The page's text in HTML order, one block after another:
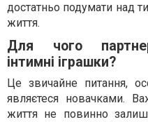
достатньо подумати над
життя.
Для чого
інтимні іграшки?
Це звичайне питання,
являєтеся новачками.
життя не повинно